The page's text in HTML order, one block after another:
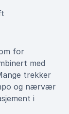
for
med
trekker
og nærvær
i